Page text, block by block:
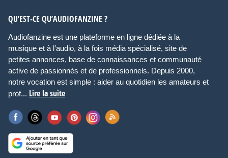
QU’EST-CE QU’AUDIOFANZINE ?
Audiofanzine est une plateforme en ligne dédiée à la
musique et à l’audio, à la fois média spécialisé, site de
petites annonces, base de connaissances et communauté
active de passionnés et de professionnels. Depuis 2000,
notre vocation est simple : aider au quotidien les amateurs et
prof... Lire la suite